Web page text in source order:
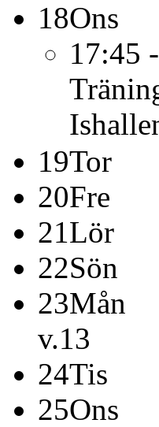
18Ons
17:45
19Tor
20Fre
21Lör
22Sön
23Mån
v.13
24Tis
25Ons